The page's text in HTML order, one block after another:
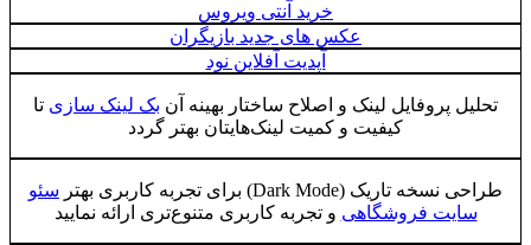
خرید آنتی ویروس
عکس های جدید بازیگران
آپدیت آفلاین نود
تحلیل پروفایل لینک و اصلاح ساختار بهینه آن بک لینک سازی تا
کیفیت و کمیت لینک‌هایتان بهتر گردد
طراحی نسخه تاریک (Dark Mode) برای تجربه کاربری بهتر
سئو
سایت فروشگاهی و تجربه کاربری متنوع‌تری ارائه نمایید